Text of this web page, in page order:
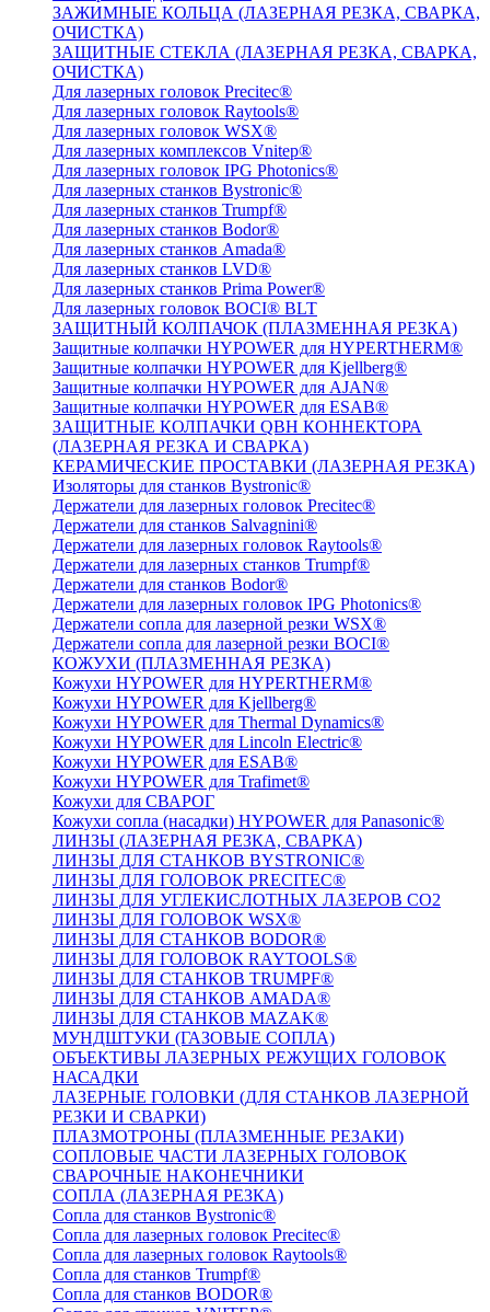
ЗАЖИМНЫЕ КОЛЬЦА (ЛАЗЕРНАЯ РЕЗКА, СВАРКА,
ОЧИСТКА)
ЗАЩИТНЫЕ СТЕКЛА (ЛАЗЕРНАЯ РЕЗКА, СВАРКА,
ОЧИСТКА)
Для лазерных головок Precitec®
Для лазерных головок Raytools®
Для лазерных головок WSX®
Для лазерных комплексов Vnitep®
Для лазерных головок IPG Photonics®
Для лазерных станков Bystronic®
Для лазерных станков Trumpf®
Для лазерных станков Bodor®
Для лазерных станков Amada®
Для лазерных станков LVD®
Для лазерных станков Prima Power®
Для лазерных головок BOCI® BLT
ЗАЩИТНЫЙ КОЛПАЧОК (ПЛАЗМЕННАЯ РЕЗКА)
Защитные колпачки HYPOWER для HYPERTHERM®
Защитные колпачки HYPOWER для Kjellberg®
Защитные колпачки HYPOWER для AJAN®
Защитные колпачки HYPOWER для ESAB®
ЗАЩИТНЫЕ КОЛПАЧКИ QBH КОННЕКТОРА
(ЛАЗЕРНАЯ РЕЗКА И СВАРКА)
КЕРАМИЧЕСКИЕ ПРОСТАВКИ (ЛАЗЕРНАЯ РЕЗКА)
Изоляторы для станков Bystronic®
Держатели для лазерных головок Precitec®
Держатели для станков Salvagnini®
Держатели для лазерных головок Raytools®
Держатели для лазерных станков Trumpf®
Держатели для станков Bodor®
Держатели для лазерных головок IPG Photonics®
Держатели сопла для лазерной резки WSX®
Держатели сопла для лазерной резки BOCI®
КОЖУХИ (ПЛАЗМЕННАЯ РЕЗКА)
Кожухи HYPOWER для HYPERTHERM®
Кожухи HYPOWER для Kjellberg®
Кожухи HYPOWER для Thermal Dynamics®
Кожухи HYPOWER для Lincoln Electric®
Кожухи HYPOWER для ESAB®
Кожухи HYPOWER для Trafimet®
Кожухи для СВАРОГ
Кожухи сопла (насадки) HYPOWER для Panasonic®
ЛИНЗЫ (ЛАЗЕРНАЯ РЕЗКА, СВАРКА)
ЛИНЗЫ ДЛЯ СТАНКОВ BYSTRONIC®
ЛИНЗЫ ДЛЯ ГОЛОВОК PRECITEC®
ЛИНЗЫ ДЛЯ УГЛЕКИСЛОТНЫХ ЛАЗЕРОВ CO2
ЛИНЗЫ ДЛЯ ГОЛОВОК WSX®
ЛИНЗЫ ДЛЯ СТАНКОВ BODOR®
ЛИНЗЫ ДЛЯ ГОЛОВОК RAYTOOLS®
ЛИНЗЫ ДЛЯ СТАНКОВ TRUMPF®
ЛИНЗЫ ДЛЯ СТАНКОВ AMADA®
ЛИНЗЫ ДЛЯ СТАНКОВ MAZAK®
МУНДШТУКИ (ГАЗОВЫЕ СОПЛА)
ОБЪЕКТИВЫ ЛАЗЕРНЫХ РЕЖУЩИХ ГОЛОВОК
НАСАДКИ
ЛАЗЕРНЫЕ ГОЛОВКИ (ДЛЯ СТАНКОВ ЛАЗЕРНОЙ
РЕЗКИ И СВАРКИ)
ПЛАЗМОТРОНЫ (ПЛАЗМЕННЫЕ РЕЗАКИ)
СОПЛОВЫЕ ЧАСТИ ЛАЗЕРНЫХ ГОЛОВОК
СВАРОЧНЫЕ НАКОНЕЧНИКИ
СОПЛА (ЛАЗЕРНАЯ РЕЗКА)
Сопла для станков Bystronic®
Сопла для лазерных головок Precitec®
Сопла для лазерных головок Raytools®
Сопла для станков Trumpf®
Сопла для станков BODOR®